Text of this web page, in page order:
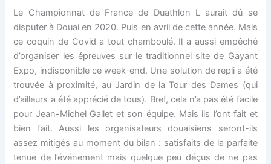
Le Championnat de France de Duathlon L aurait dû se
disputer à Douai en 2020. Puis en avril de cette année. Mais
ce coquin de Covid a tout chamboulé. Il a aussi empêché
d’organiser les épreuves sur le traditionnel site de Gayant
Expo, indisponible ce week-end. Une solution de repli a été
trouvée à proximité, au Jardin de la Tour des Dames (qui
d’ailleurs a été apprécié de tous). Bref, cela n’a pas été facile
pour Jean-Michel Gallet et son équipe. Mais ils l’ont fait et
bien fait. Aussi les organisateurs douaisiens seront-ils
assez mitigés au moment du bilan : satisfaits de la parfaite
tenue de l’événement mais quelque peu déçus de ne pas